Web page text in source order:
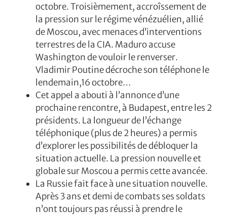
octobre. Troisièmement, accroîssement de
la pression sur le régime vénézuélien, allié
de Moscou, avec menaces d’interventions
terrestres de la CIA. Maduro accuse
Washington de vouloir le renverser.
Vladimir Poutine décroche son téléphone le
lendemain,16 octobre…
Cet appel a abouti à l’annonce d’une
prochaine rencontre, à Budapest, entre les 2
présidents. La longueur de l’échange
téléphonique (plus de 2 heures) a permis
d’explorer les possibilités de débloquer la
situation actuelle. La pression nouvelle et
globale sur Moscou a permis cette avancée.
La Russie fait face à une situation nouvelle.
Après 3 ans et demi de combats ses soldats
n’ont toujours pas réussi à prendre le